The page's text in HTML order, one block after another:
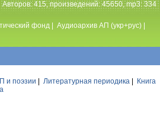
Авторов: 415, произведений: 45650, mp3: 334
фонд Аудиоархив АП (укр+рус)
и поэзии Литературная периодика
Книга